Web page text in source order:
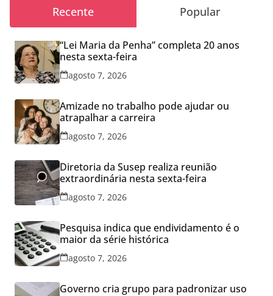
Recente Popular
“Lei Maria da Penha” completa 20 anos
nesta sexta-feira
agosto 7, 2026
Amizade no trabalho pode ajudar ou
atrapalhar a carreira
agosto 7, 2026
Diretoria da Susep realiza reunião
extraordinária nesta sexta-feira
agosto 7, 2026
Pesquisa indica que endividamento é o
maior da série histórica
agosto 7, 2026
Governo cria grupo para padronizar uso